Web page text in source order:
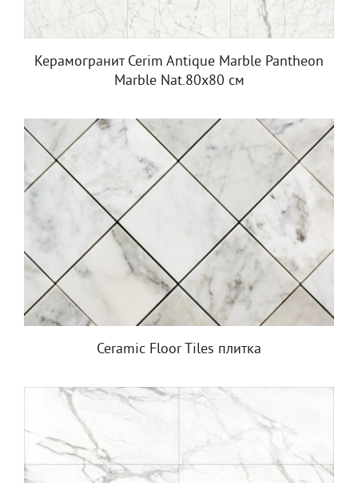
Керамогранит Cerim Antique Marble Pantheon
Marble Nat.80x80 см
Ceramic Floor Tiles плитка